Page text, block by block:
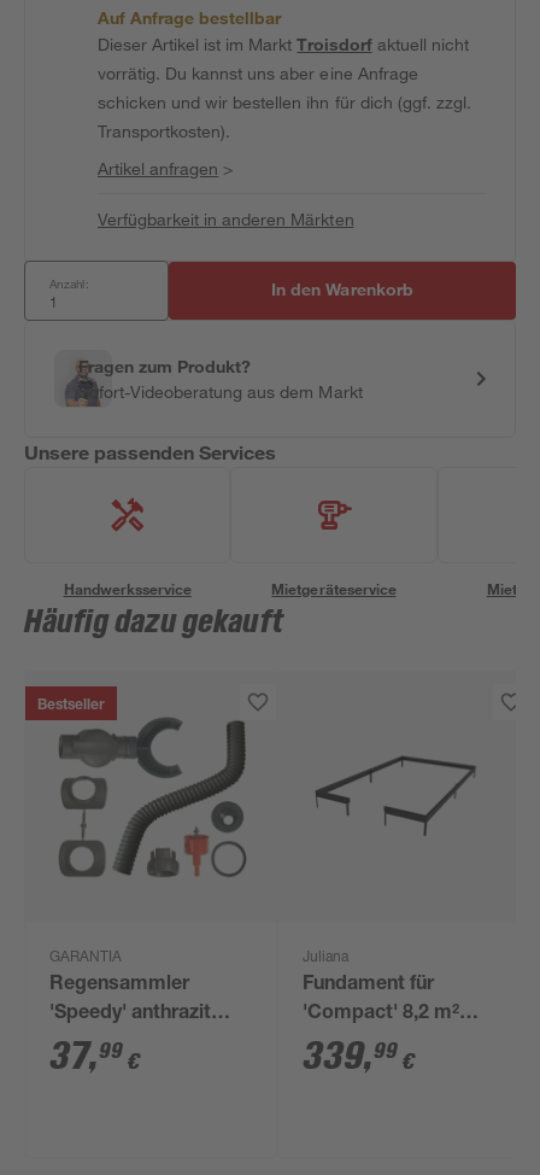
Auf Anfrage bestellbar
Dieser Artikel ist im MarktTroisdorfaktuell nicht
vorrätig. Du kannst uns aber eine Anfrage
schicken und wir bestellen ihn für dich (ggf. zzgl.
Transportkosten).
Artikel anfragen >
Verfügbarkeit in anderen Märkten
Anzahl: In den Warenkorb
Fragen zum Produkt?
Sofort-Videoberatung aus dem Markt
Unsere passenden Services
Handwerksservice Mietgeräteservice
Häufig dazu gekauft
Bestseller
GARANTIA
Regensammler
'Speedy' anthrazit
inkl. Zubehör
37,99 €
Juliana
Fundament für
'Compact' 8,2 m²
Gewächshaus
339,99 €